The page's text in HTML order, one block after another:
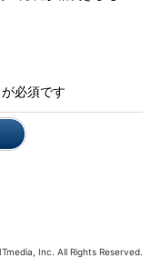
が必須です
Inc. All Rights Reserved.